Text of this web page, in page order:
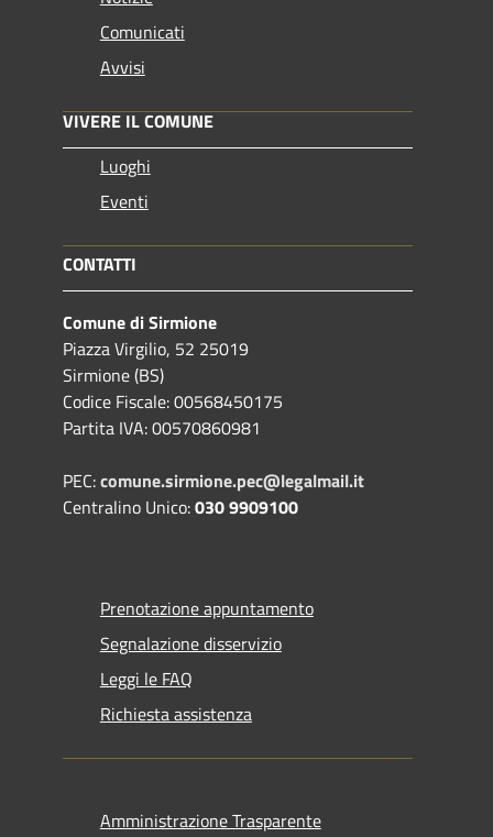
Comunicati
Avvisi
VIVERE IL COMUNE
Luoghi
Eventi
CONTATTI
Comune di Sirmione
Piazza Virgilio, 52 25019
Sirmione (BS)
Codice Fiscale: 00568450175
Partita IVA: 00570860981
PEC:comune.sirmione.pec@legalmail.it
Centralino Unico:030 9909100
Prenotazione appuntamento
Segnalazione disservizio
Leggi le FAQ
Richiesta assistenza
Amministrazione Trasparente